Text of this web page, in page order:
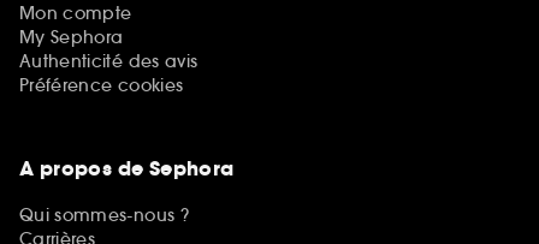
Mon compte
My Sephora
Authenticité des avis
Préférence cookies
A propos de Sephora
Qui sommes-nous ?
Carrières